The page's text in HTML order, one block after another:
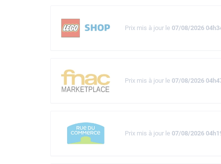
Prix mis à jour le 07/08/2026
Prix mis à jour le 07/08/2026
Prix mis à jour le 07/08/2026